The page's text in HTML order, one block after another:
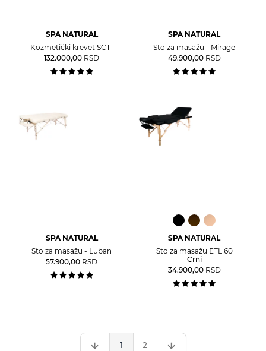
SPA NATURAL
Kozmetički krevet SCT1
132.000,00 RSD
SPA NATURAL
Sto za masažu - Mirage
49.900,00 RSD
SPA NATURAL
Sto za masažu - Luban
57.900,00 RSD
SPA NATURAL
Sto za masažu ETL 60
Crni
34.900,00 RSD
1 2